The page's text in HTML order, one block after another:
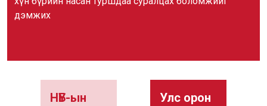
дэмжих
НҮБ-ын
Улс орон